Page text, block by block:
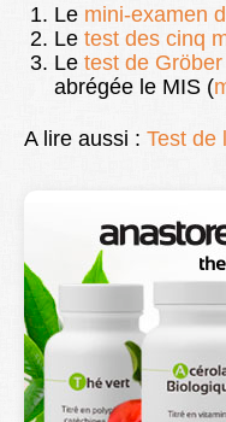
Le mini-examen
Le test des cinq
Le test de
abrégée le MIS (
A lire aussi : Test de